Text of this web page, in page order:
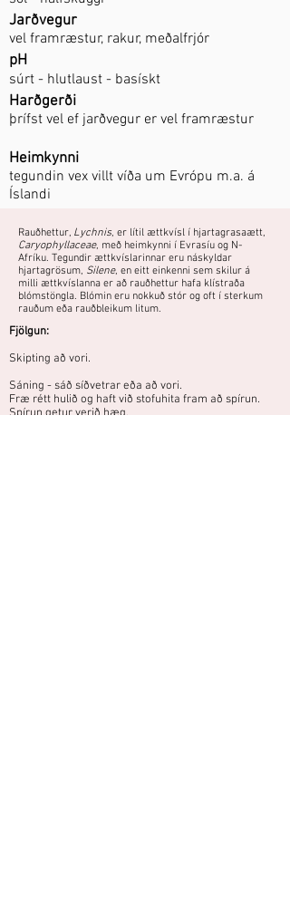
Jarðvegur
vel framræstur, rakur, meðalfrjór
pH
súrt - hlutlaust - basískt
Harðgerði
þrífst vel ef jarðvegur er vel framræstur
Heimkynni
tegundin vex villt víða um Evrópu m.a. á
Íslandi
Rauðhettur, Lychnis, er lítil ættkvísl í hjartagrasaætt,
Caryophyllaceae, með heimkynni í Evrasíu og N-
Afríku. Tegundir ættkvíslarinnar eru náskyldar
hjartagrösum, Silene, en eitt einkenni sem skilur á
milli ættkvíslanna er að rauðhettur hafa klístraða
blómstöngla. Blómin eru nokkuð stór og oft í sterkum
rauðum eða rauðbleikum litum.
Fjölgun:
Skipting að vori.
Sáning - sáð síðvetrar eða að vori.
Fræ rétt hulið og haft við stofuhita fram að spírun.
Spírun getur verið hæg.